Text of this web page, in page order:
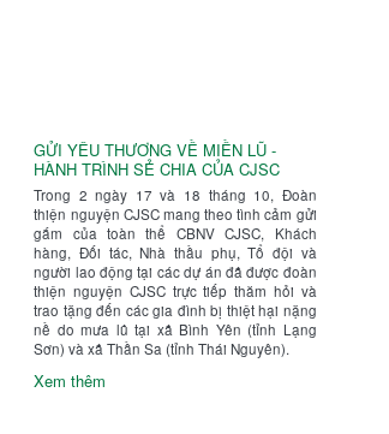
GỬI YÊU THƯƠNG VỀ MIỀN LŨ -
HÀNH TRÌNH SẺ CHIA CỦA CJSC
Trong 2 ngày 17 và 18 tháng 10, Đoàn
thiện nguyện CJSC mang theo tình cảm gửi
gắm của toàn thể CBNV CJSC, Khách
hàng, Đối tác, Nhà thầu phụ, Tổ đội và
người lao động tại các dự án đã được đoàn
thiện nguyện CJSC trực tiếp thăm hỏi và
trao tặng đến các gia đình bị thiệt hại nặng
nề do mưa lũ tại xã Bình Yên (tỉnh Lạng
Sơn) và xã Thần Sa (tỉnh Thái Nguyên).
Xem thêm